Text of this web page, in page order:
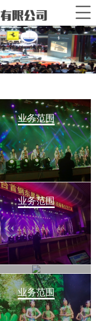
业务范围
业务范围
业务范围
业务范围